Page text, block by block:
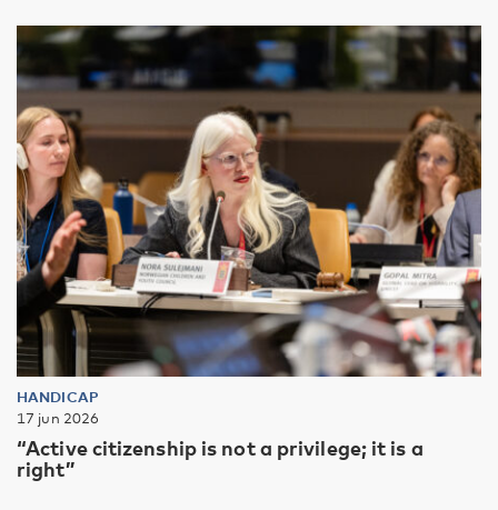
HANDICAP
17 jun 2026
“Active citizenship is not a privilege; it is a
right”